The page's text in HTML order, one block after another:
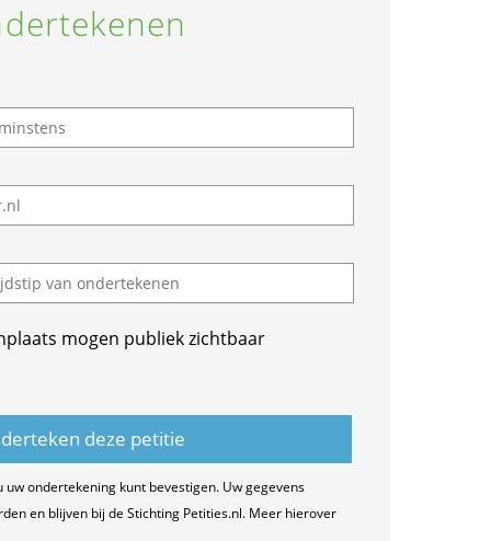
mogen publiek zichtbaar
ondertekening kunt bevestigen. Uw gegevens
en blijven bij de Stichting Petities.nl. Meer hierover